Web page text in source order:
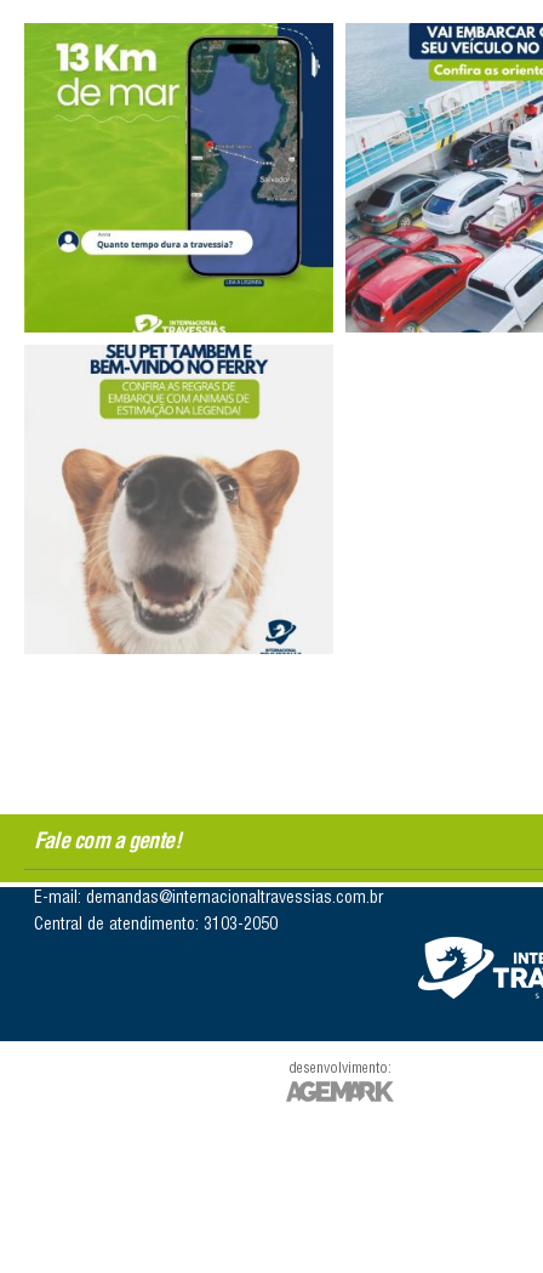
Fale com a gente!
E-mail: demandas@internacionaltravessias.com.br
Central de atendimento: 3103-2050
desenvolvimento: